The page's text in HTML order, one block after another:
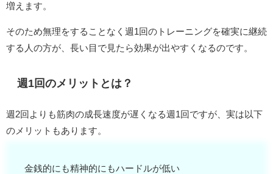
増えます。
そのため無理をすることなく週1回のトレーニングを確実に継続
する人の方が、長い目で見たら効果が出やすくなるのです。
週1回のメリットとは？
週2回よりも筋肉の成長速度が遅くなる週1回ですが、実は以下
のメリットもあります。
金銭的にも精神的にもハードルが低い